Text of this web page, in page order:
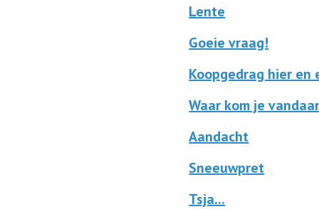
Lente
Goeie vraag!
Koopgedrag hier en
Waar kom je
Aandacht
Sneeuwpret
Tsja...